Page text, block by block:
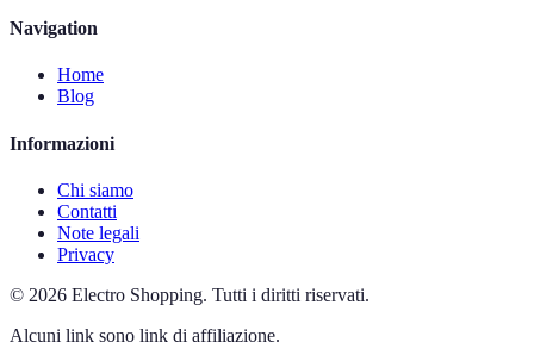
Navigation
Home
Blog
Informazioni
Chi siamo
Contatti
Note legali
Privacy
© 2026 Electro Shopping. Tutti i diritti riservati.
Alcuni link sono link di affiliazione.